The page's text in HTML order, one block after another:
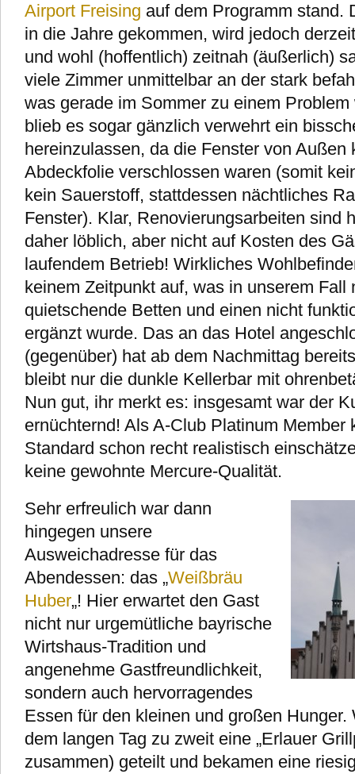
Airport Freising auf dem Programm stand.
in die Jahre gekommen, wird jedoch
und wohl (hoffentlich) zeitnah (äußerlich)
viele Zimmer unmittelbar an der stark
was gerade im Sommer zu einem
blieb es sogar gänzlich verwehrt ein
hereinzulassen, da die Fenster von Außen
Abdeckfolie verschlossen waren (somit
kein Sauerstoff, stattdessen nächtliches
Fenster). Klar, Renovierungsarbeiten sind
daher löblich, aber nicht auf Kosten des
laufendem Betrieb! Wirkliches
keinem Zeitpunkt auf, was in unserem Fall
quietschende Betten und einen nicht
ergänzt wurde. Das an das Hotel
(gegenüber) hat ab dem Nachmittag
bleibt nur die dunkle Kellerbar mit
Nun gut, ihr merkt es: insgesamt war der
ernüchternd! Als A-Club Platinum Member
Standard schon recht realistisch
keine gewohnte Mercure-Qualität.
Sehr erfreulich war dann
hingegen unsere
Ausweichadresse für das
Abendessen: das „Weißbräu
Huber„! Hier erwartet den Gast
nicht nur urgemütliche bayrische
Wirtshaus-Tradition und
angenehme Gastfreundlichkeit,
sondern auch hervorragendes
Essen für den kleinen und großen Hunger.
dem langen Tag zu zweit eine „Erlauer
zusammen) geteilt und bekamen eine